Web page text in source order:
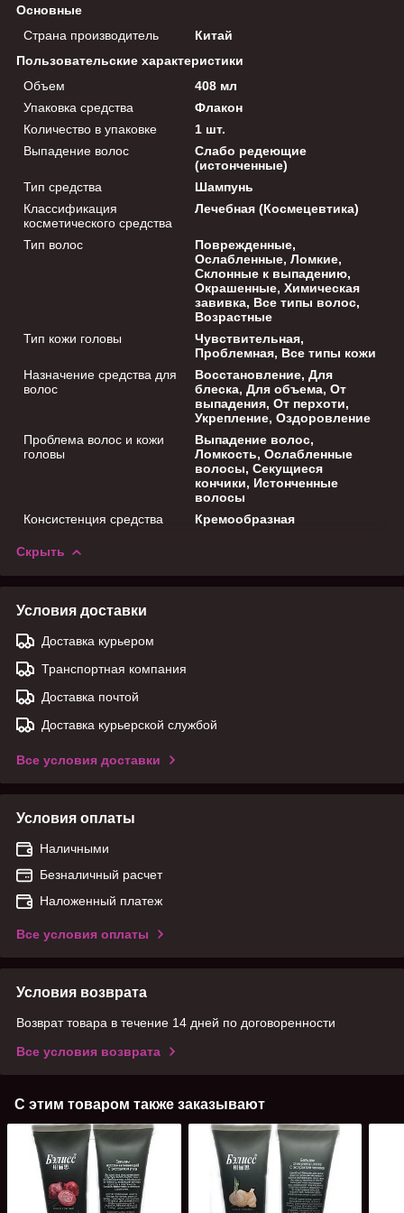
Основные
Страна производитель
Китай
Пользовательские характеристики
Объем
408 мл
Упаковка средства
Флакон
Количество в упаковке
1 шт.
Выпадение волос
Слабо редеющие
(истонченные)
Тип средства
Шампунь
Классификация
косметического средства
Лечебная (Космецевтика)
Тип волос
Поврежденные,
Ослабленные, Ломкие,
Склонные к выпадению,
Окрашенные, Химическая
завивка, Все типы волос,
Возрастные
Тип кожи головы
Чувствительная,
Проблемная, Все типы кожи
Назначение средства для
волос
Восстановление, Для
блеска, Для объема, От
выпадения, От перхоти,
Укрепление, Оздоровление
Проблема волос и кожи
головы
Выпадение волос,
Ломкость, Ослабленные
волосы, Секущиеся
кончики, Истонченные
волосы
Консистенция средства
Кремообразная
Скрыть
Условия доставки
Доставка курьером
Транспортная компания
Доставка почтой
Доставка курьерской службой
Все условия доставки
Условия оплаты
Наличными
Безналичный расчет
Наложенный платеж
Все условия оплаты
Условия возврата
Возврат товара в течение 14 дней по договоренности
Все условия возврата
С этим товаром также заказывают